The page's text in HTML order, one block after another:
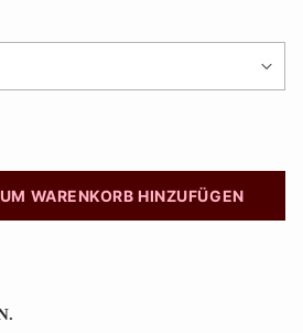
WARENKORB HINZUFÜGEN